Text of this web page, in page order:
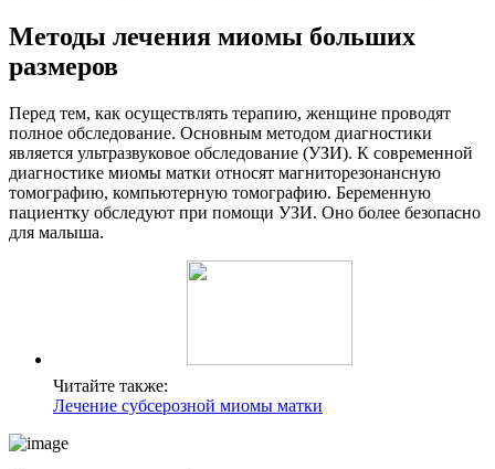
Методы лечения миомы больших
размеров
Перед тем, как осуществлять терапию, женщине проводят
полное обследование. Основным методом диагностики
является ультразвуковое обследование (УЗИ). К современной
диагностике миомы матки относят магниторезонансную
томографию, компьютерную томографию. Беременную
пациентку обследуют при помощи УЗИ. Оно более безопасно
для малыша.
Читайте также:
Лечение субсерозной миомы матки